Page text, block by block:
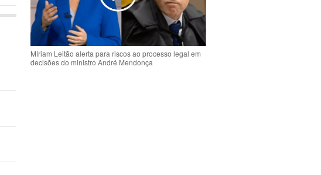
Míriam Leitão alerta para riscos ao processo legal em
decisões do ministro André Mendonça